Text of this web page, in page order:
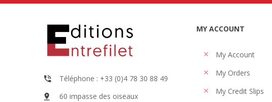
Téléphone : +33 (0)4 78 30 88 49
60 impasse des oiseaux
MY ACCOUNT
My Account
My Orders
My Credit Slips